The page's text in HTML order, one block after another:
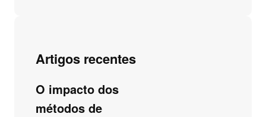
Artigos recentes
O impacto dos
métodos de